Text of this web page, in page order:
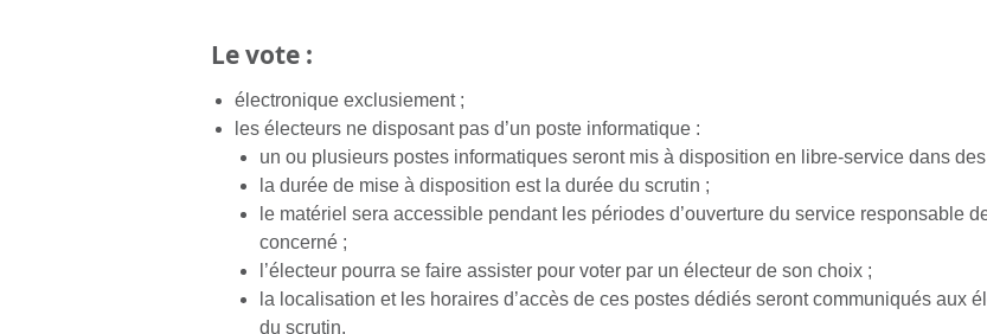
Le vote :
électronique exclusiement ;
les électeurs ne disposant pas d’un poste informatique :
un ou plusieurs postes informatiques seront mis à disposition en libre-service dans
la durée de mise à disposition est la durée du scrutin ;
le matériel sera accessible pendant les périodes d’ouverture du service responsable
concerné ;
l’électeur pourra se faire assister pour voter par un électeur de son choix ;
la localisation et les horaires d’accès de ces postes dédiés seront communiqués aux
du scrutin.